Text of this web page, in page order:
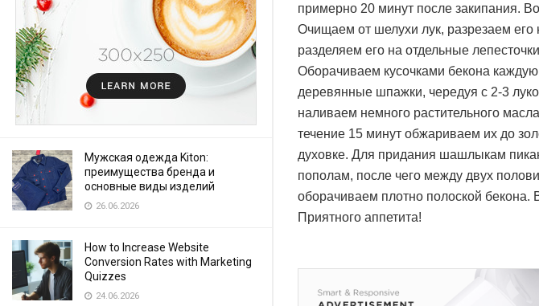
Мужская одежда Kiton:
преимущества бренда и
основные виды изделий
26.06.2026
How to Increase Website
Conversion Rates with Marketing
Quizzes
24.06.2026
примерно 20 минут после закипания.
Очищаем от шелухи лук, разрезаем
разделяем его на отдельные
Оборачиваем кусочками бекона
деревянные шпажки, чередуя с 2-3
наливаем немного растительного
течение 15 минут обжариваем их до
духовке. Для придания шашлыкам
пополам, после чего между двух
оборачиваем плотно полоской
Приятного аппетита!